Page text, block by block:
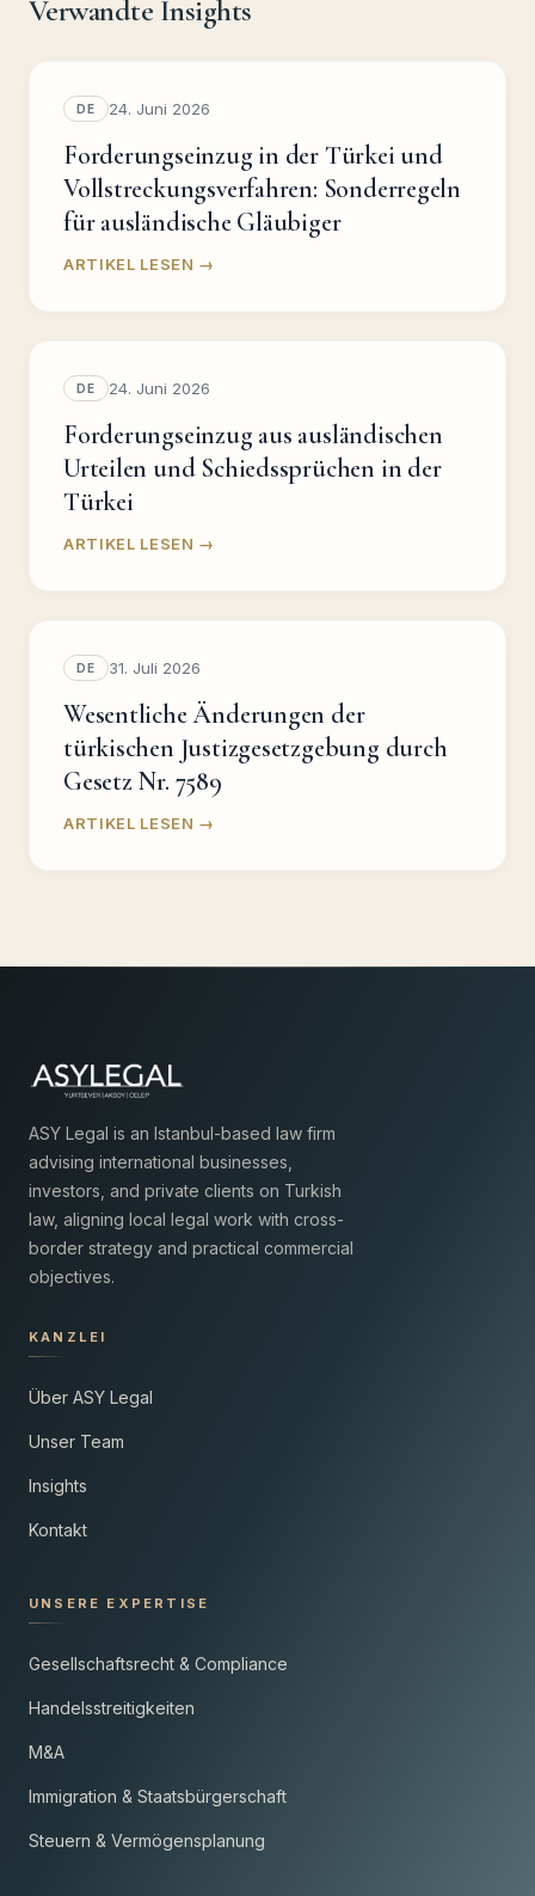
Verwandte Insights
DE 24. Juni 2026
Forderungseinzug in der Türkei und
Vollstreckungsverfahren: Sonderregeln
für ausländische Gläubiger
ARTIKEL LESEN →
DE 24. Juni 2026
Forderungseinzug aus ausländischen
Urteilen und Schiedssprüchen in der
Türkei
ARTIKEL LESEN →
DE 31. Juli 2026
Wesentliche Änderungen der
türkischen Justizgesetzgebung durch
Gesetz Nr. 7589
ARTIKEL LESEN →
ASY Legal is an Istanbul-based law firm
advising international businesses,
investors, and private clients on Turkish
law, aligning local legal work with cross-
border strategy and practical commercial
objectives.
KANZLEI
Über ASY Legal
Unser Team
Insights
Kontakt
UNSERE EXPERTISE
Gesellschaftsrecht & Compliance
Handelsstreitigkeiten
M&A
Immigration & Staatsbürgerschaft
Steuern & Vermögensplanung